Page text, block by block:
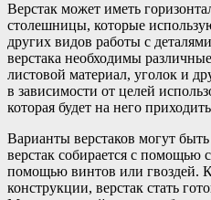
Верстак может иметь
столешницы, которые
других видов работы с
верстака необходимы
листовой материал, уголок и
в зависимости от целей
которая будет на него
Варианты верстаков могут
верстак собирается с помощью
помощью винтов или гвоздей.
конструкции, верстак стать